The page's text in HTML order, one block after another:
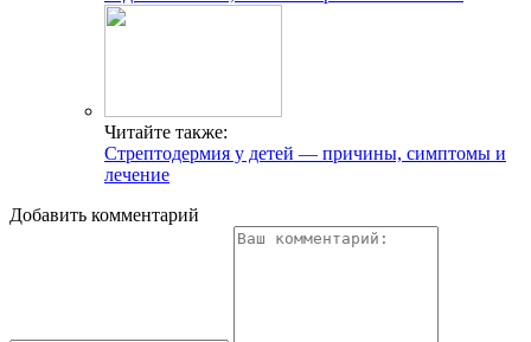
Читайте также:
Стрептодермия у детей — причины, симптомы и
лечение
Добавить комментарий